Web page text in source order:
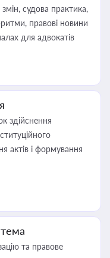
судова практика,
правові новини
для адвокатів
здійснення
актів і формування
та правове